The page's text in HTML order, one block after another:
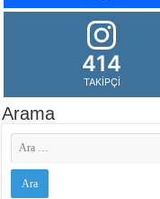
414
TAKIPÇI
Arama